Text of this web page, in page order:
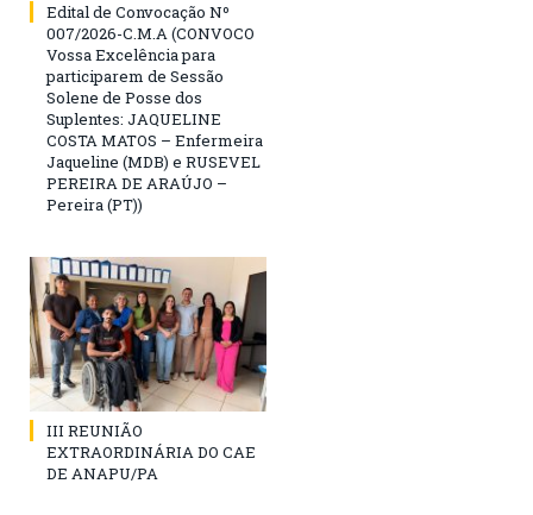
Edital de Convocação Nº
007/2026-C.M.A (CONVOCO
Vossa Excelência para
participarem de Sessão
Solene de Posse dos
Suplentes: JAQUELINE
COSTA MATOS – Enfermeira
Jaqueline (MDB) e RUSEVEL
PEREIRA DE ARAÚJO –
Pereira (PT))
III REUNIÃO
EXTRAORDINÁRIA DO CAE
DE ANAPU/PA